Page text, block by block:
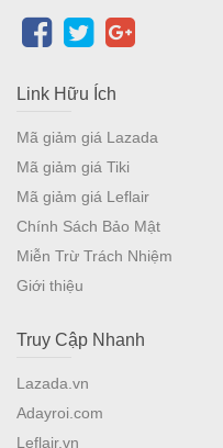
Link Hữu Ích
Mã giảm giá Lazada
Mã giảm giá Tiki
Mã giảm giá Leflair
Chính Sách Bảo Mật
Miễn Trừ Trách Nhiệm
Giới thiệu
Truy Cập Nhanh
Lazada.vn
Adayroi.com
Leflair.vn